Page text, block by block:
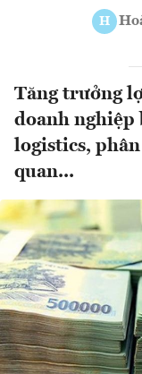
H
Tăng trưởng
doanh nghiệp
logistics,
quan...